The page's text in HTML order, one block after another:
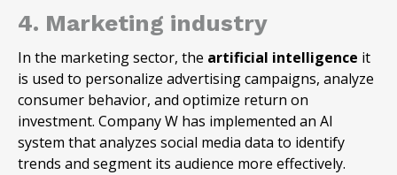
4. Marketing industry
In the marketing sector, the artificial intelligence it
is used to personalize advertising campaigns, analyze
consumer behavior, and optimize return on
investment. Company W has implemented an AI
system that analyzes social media data to identify
trends and segment its audience more effectively.